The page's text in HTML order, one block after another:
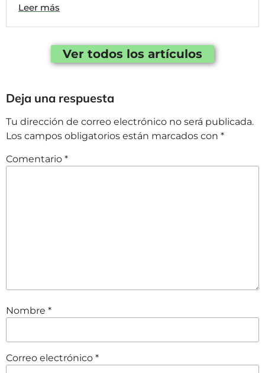
Leer más
Ver todos los artículos
Deja una respuesta
Tu dirección de correo electrónico no será publicada.
Los campos obligatorios están marcados con *
Comentario *
Nombre *
Correo electrónico *